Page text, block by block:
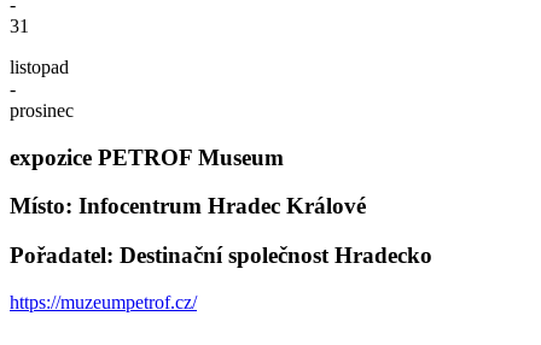
-
31
listopad
-
prosinec
expozice PETROF Museum
Místo: Infocentrum Hradec Králové
Pořadatel: Destinační společnost Hradecko
https://muzeumpetrof.cz/